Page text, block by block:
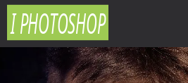
I PHOTOSHOP